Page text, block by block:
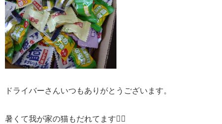
ドライバーさんいつもありがとうございます。
暑くて我が家の猫もだれてます😵‍💫